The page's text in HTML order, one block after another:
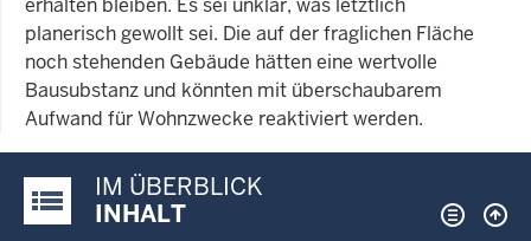
planerisch gewollt sei. Die auf der fraglichen Fläche
noch stehenden Gebäude hätten eine wertvolle
Bausubstanz und könnten mit überschaubarem
Aufwand für Wohnzwecke reaktiviert werden.
Justiz-Portal im Überblick:
IM ÜBERBLICK
INHALT